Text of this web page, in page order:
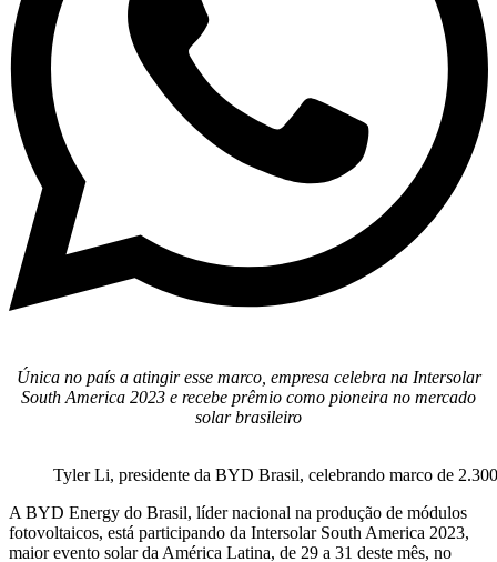
Única no país a atingir esse marco, empresa celebra na Intersolar
South America 2023 e recebe prêmio como pioneira no mercado
solar brasileiro
Tyler Li, presidente da BYD Brasil, celebrando marco de
A BYD Energy do Brasil, líder nacional na produção de módulos
fotovoltaicos, está participando da Intersolar South America 2023,
maior evento solar da América Latina, de 29 a 31 deste mês, no